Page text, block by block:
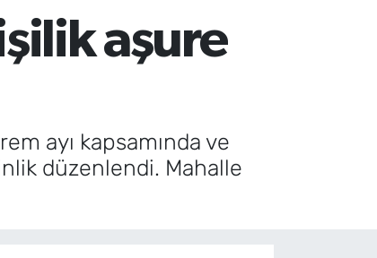
%-0.08
%0
aşure
ayı kapsamında ve
düzenlendi. Mahalle